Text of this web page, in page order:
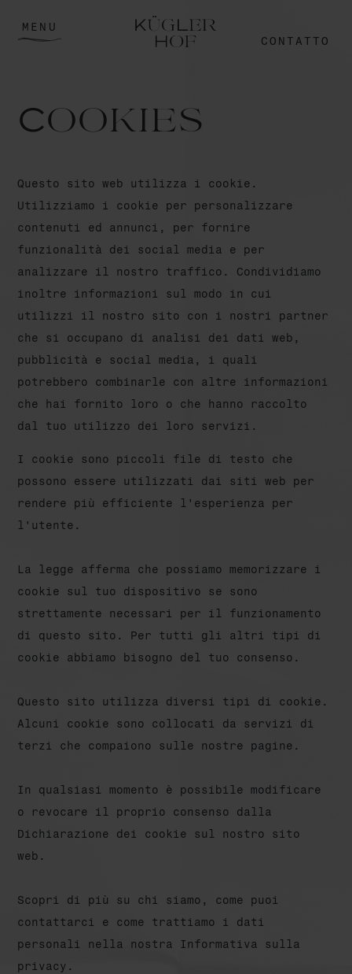
MENU
CONTATTO
Cookies
Questo sito web utilizza i cookie.
Utilizziamo i cookie per personalizzare
contenuti ed annunci, per fornire
funzionalità dei social media e per
analizzare il nostro traffico. Condividiamo
inoltre informazioni sul modo in cui
utilizzi il nostro sito con i nostri partner
che si occupano di analisi dei dati web,
pubblicità e social media, i quali
potrebbero combinarle con altre informazioni
che hai fornito loro o che hanno raccolto
dal tuo utilizzo dei loro servizi.
I cookie sono piccoli file di testo che
possono essere utilizzati dai siti web per
rendere più efficiente l'esperienza per
l'utente.
La legge afferma che possiamo memorizzare i
cookie sul tuo dispositivo se sono
strettamente necessari per il funzionamento
di questo sito. Per tutti gli altri tipi di
cookie abbiamo bisogno del tuo consenso.
Questo sito utilizza diversi tipi di cookie.
Alcuni cookie sono collocati da servizi di
terzi che compaiono sulle nostre pagine.
In qualsiasi momento è possibile modificare
o revocare il proprio consenso dalla
Dichiarazione dei cookie sul nostro sito
web.
Scopri di più su chi siamo, come puoi
contattarci e come trattiamo i dati
personali nella nostra Informativa sulla
privacy.